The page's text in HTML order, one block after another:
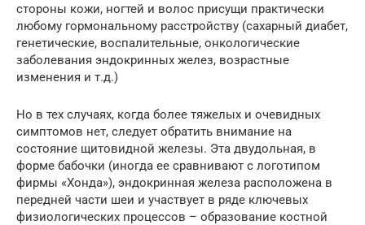
стороны кожи, ногтей и волос присущи практически
любому гормональному расстройству (сахарный диабет,
генетические, воспалительные, онкологические
заболевания эндокринных желез, возрастные
изменения и т.д.)
Но в тех случаях, когда более тяжелых и очевидных
симптомов нет, следует обратить внимание на
состояние щитовидной железы. Эта двудольная, в
форме бабочки (иногда ее сравнивают с логотипом
фирмы «Хонда»), эндокринная железа расположена в
передней части шеи и участвует в ряде ключевых
физиологических процессов – образование костной